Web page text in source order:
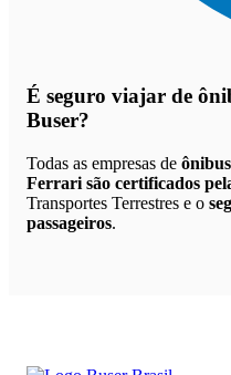
É seguro viajar de
Buser?
Todas as empresas de
Ferrari são certificados
Transportes Terrestres e o
passageiros.